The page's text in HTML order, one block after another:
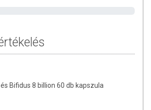
tartalmazhat!
cukrot, élesztőt, búzát, szóját, tojást,és
helyen.
Bifidus 8 billion 60 db kapszula